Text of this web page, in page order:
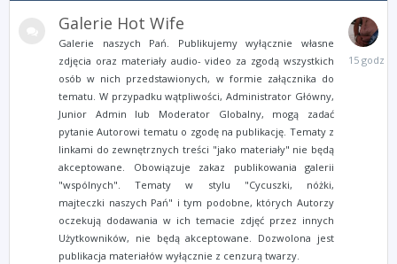
Galerie Hot Wife
Galerie naszych Pań. Publikujemy wyłącznie własne
zdjęcia oraz materiały audio- video za zgodą wszystkich
osób w nich przedstawionych, w formie załącznika do
tematu. W przypadku wątpliwości, Administrator Główny,
Junior Admin lub Moderator Globalny, mogą zadać
pytanie Autorowi tematu o zgodę na publikację. Tematy z
linkami do zewnętrznych treści "jako materiały" nie będą
akceptowane. Obowiązuje zakaz publikowania galerii
"wspólnych". Tematy w stylu "Cycuszki, nóżki,
majteczki naszych Pań" i tym podobne, których Autorzy
oczekują dodawania w ich temacie zdjęć przez innych
Użytkowników, nie będą akceptowane. Dozwolona jest
publikacja materiałów wyłącznie z cenzurą twarzy.
15
godzin